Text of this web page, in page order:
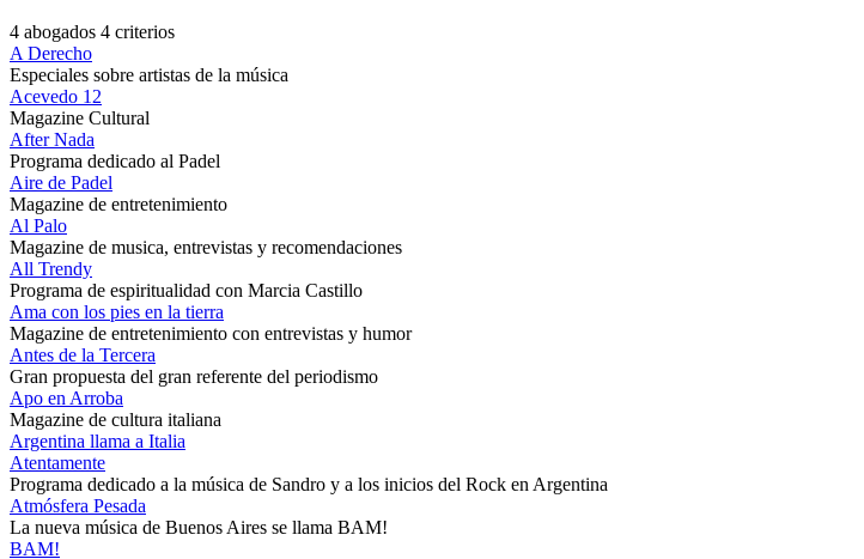
4 abogados 4 criterios
A Derecho
Especiales sobre artistas de la música
Acevedo 12
Magazine Cultural
After Nada
Programa dedicado al Padel
Aire de Padel
Magazine de entretenimiento
Al Palo
Magazine de musica, entrevistas y recomendaciones
All Trendy
Programa de espiritualidad con Marcia Castillo
Ama con los pies en la tierra
Magazine de entretenimiento con entrevistas y humor
Antes de la Tercera
Gran propuesta del gran referente del periodismo
Apo en Arroba
Magazine de cultura italiana
Argentina llama a Italia
Atentamente
Programa dedicado a la música de Sandro y a los inicios del Rock en Argentina
Atmósfera Pesada
La nueva música de Buenos Aires se llama BAM!
BAM!